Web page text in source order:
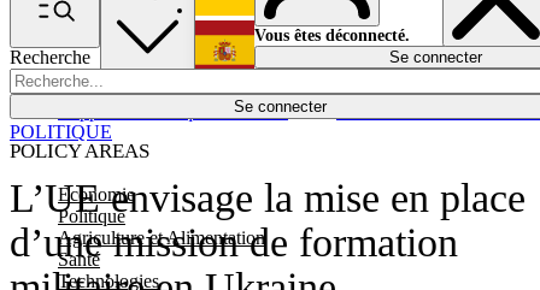
Recherche
Se connecter
POLICY AREAS
Economie
Politique
Agriculture et Alimentation
Santé
Technologies
Économie
Deutsch
Español
Vous êtes déconnecté.
Se connecter
L’UE envisage la mise en place
d’une mission de formation
POLITIQUE